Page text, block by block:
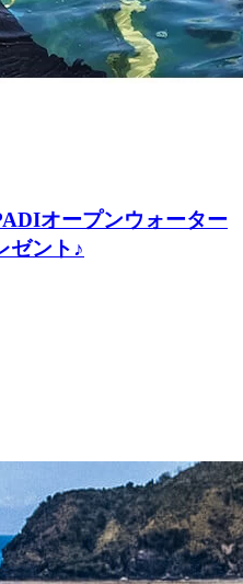
オープンウォーター
ゼント♪